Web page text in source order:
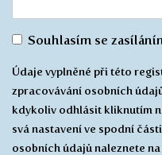
Souhlas
zasíláním
*
Souhlasím se
Údaje vyplněné při této
zpracovávání osobních
kdykoliv odhlásit kliknutím
svá nastavení ve spodní
osobních údajů naleznete